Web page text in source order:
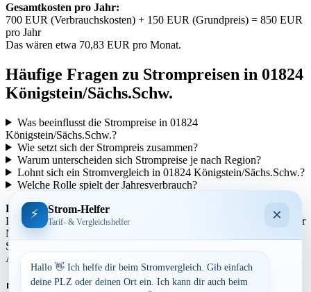
Gesamtkosten pro Jahr:
700 EUR (Verbrauchskosten) + 150 EUR (Grundpreis) = 850 EUR
pro Jahr
Das wären etwa 70,83 EUR pro Monat.
Häufige Fragen zu Strompreisen in 01824
Königstein/Sächs.Schw.
Was beeinflusst die Strompreise in 01824
Königstein/Sächs.Schw.?
Wie setzt sich der Strompreis zusammen?
Warum unterscheiden sich Strompreise je nach Region?
Lohnt sich ein Stromvergleich in 01824 Königstein/Sächs.Schw.?
Welche Rolle spielt der Jahresverbrauch?
Regionale Unterschiede:
Die Strompreise variieren je nach Region aufgrund unterschiedlicher
Netzentgelte und Steuern. In städtischen Gebieten können die
Strompreise tendenziell höher sein als in ländlicheren Gegenden.
Auch die Anbieterstruktur kann sich regional unterscheiden.
Aufrufe: 296
⚡ Strom-Helfer
Tarif- & Vergleichshelfer ×
Hallo 👋 Ich helfe dir beim Stromvergleich. Gib einfach
deine PLZ oder deinen Ort ein. Ich kann dir auch beim